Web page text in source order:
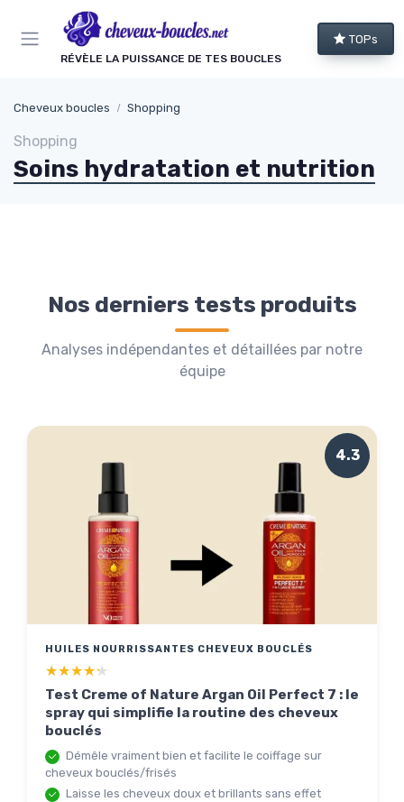
RÉVÈLE LA PUISSANCE DE TES BOUCLES
TOPs
Cheveux boucles Shopping
Shopping
Soins hydratation et nutrition
Nos derniers tests produits
Analyses indépendantes et détaillées par notre
équipe
4.3
HUILES NOURRISSANTES CHEVEUX BOUCLÉS
★★★★★
★★★★★
Test Creme of Nature Argan Oil Perfect 7 : le
spray qui simplifie la routine des cheveux
bouclés
Démêle vraiment bien et facilite le coiffage sur
cheveux bouclés/frisés
Laisse les cheveux doux et brillants sans effet
Panneau de gestion des cookies